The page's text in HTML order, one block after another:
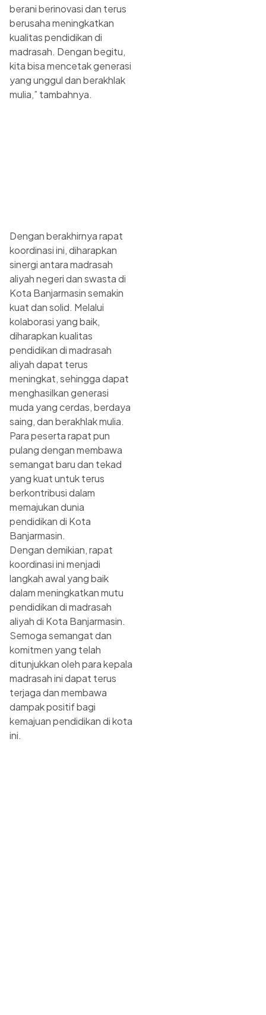
berani berinovasi dan terus
berusaha meningkatkan
kualitas pendidikan di
madrasah. Dengan begitu,
kita bisa mencetak generasi
yang unggul dan berakhlak
mulia,” tambahnya.
Dengan berakhirnya rapat
koordinasi ini, diharapkan
sinergi antara madrasah
aliyah negeri dan swasta di
Kota Banjarmasin semakin
kuat dan solid. Melalui
kolaborasi yang baik,
diharapkan kualitas
pendidikan di madrasah
aliyah dapat terus
meningkat, sehingga dapat
menghasilkan generasi
muda yang cerdas, berdaya
saing, dan berakhlak mulia.
Para peserta rapat pun
pulang dengan membawa
semangat baru dan tekad
yang kuat untuk terus
berkontribusi dalam
memajukan dunia
pendidikan di Kota
Banjarmasin.
Dengan demikian, rapat
koordinasi ini menjadi
langkah awal yang baik
dalam meningkatkan mutu
pendidikan di madrasah
aliyah di Kota Banjarmasin.
Semoga semangat dan
komitmen yang telah
ditunjukkan oleh para kepala
madrasah ini dapat terus
terjaga dan membawa
dampak positif bagi
kemajuan pendidikan di kota
ini.